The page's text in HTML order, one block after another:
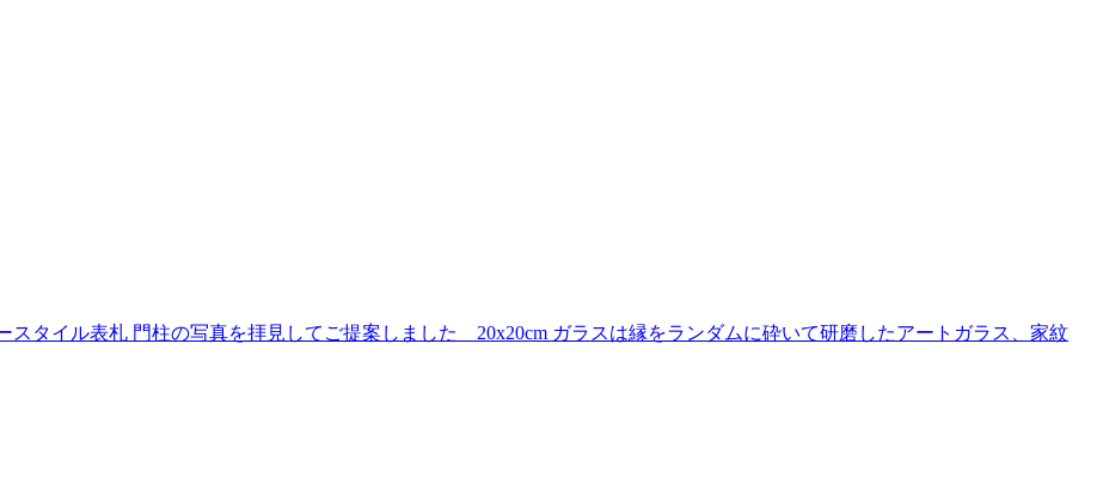
タイル表札 門柱の写真を拝見してご提案しました 20x20cm ガラスは縁をランダムに砕いて研磨したアートガラス、家紋